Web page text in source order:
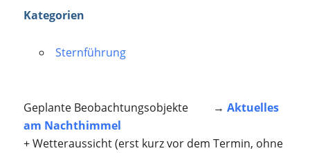
Kategorien
Sternführung
Geplante Beobachtungsobjekte → Aktuelles
am Nachthimmel
+ Wetteraussicht (erst kurz vor dem Termin, ohne